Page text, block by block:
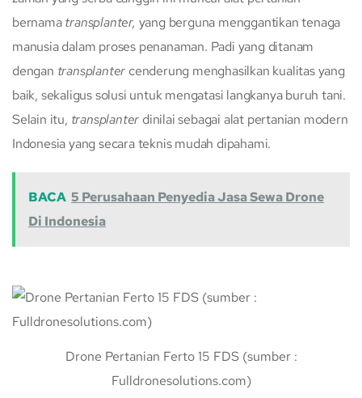
bernamatransplanter, yang berguna menggantikan tenaga
manusia dalam proses penanaman. Padi yang ditanam
dengan transplanter cenderung menghasilkan kualitas yang
baik, sekaligus solusi untuk mengatasi langkanya buruh tani.
Selain itu, transplanter dinilai sebagai alat pertanian modern
Indonesia yang secara teknis mudah dipahami.
BACA 5 Perusahaan Penyedia Jasa Sewa Drone
Di Indonesia
Drone Pertanian Ferto 15 FDS (sumber :
Fulldronesolutions.com)